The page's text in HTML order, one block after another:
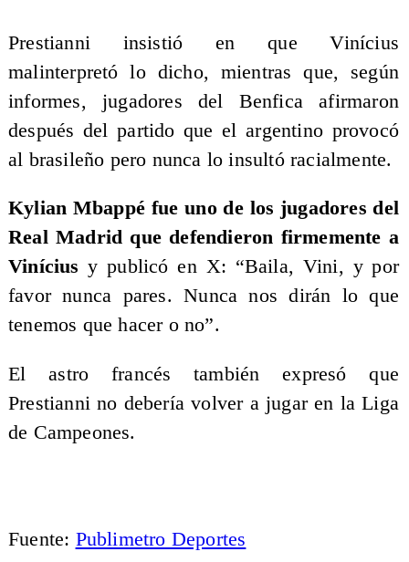
Prestianni insistió en que Vinícius
malinterpretó lo dicho, mientras que, según
informes, jugadores del Benfica afirmaron
después del partido que el argentino provocó
al brasileño pero nunca lo insultó racialmente.
Kylian Mbappé fue uno de los jugadores del
Real Madrid que defendieron firmemente a
Vinícius y publicó en X: “Baila, Vini, y por
favor nunca pares. Nunca nos dirán lo que
tenemos que hacer o no”.
El astro francés también expresó que
Prestianni no debería volver a jugar en la Liga
de Campeones.
Fuente: Publimetro Deportes